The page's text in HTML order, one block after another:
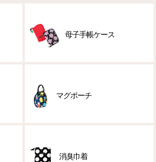
母子手帳ケース
マグポーチ
消臭巾着